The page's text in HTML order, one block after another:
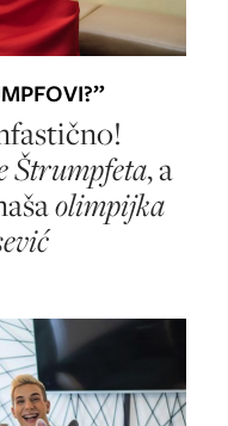
Štrumpfeta, a
olimpijka